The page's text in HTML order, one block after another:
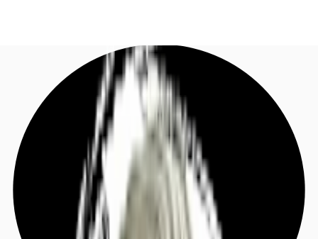
Investieren
Marktinformationen
Mehrwert
Coworking
Ihre Ansprechpartner
Jetzt anrufen Kontaktieren Sie uns